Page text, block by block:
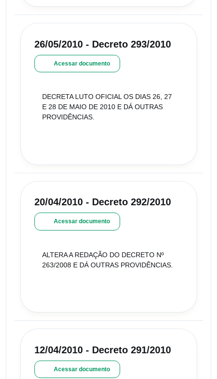
26/05/2010 - Decreto 293/2010
Acessar documento
DECRETA LUTO OFICIAL OS DIAS 26, 27
E 28 DE MAIO DE 2010 E DÁ OUTRAS
PROVIDÊNCIAS.
20/04/2010 - Decreto 292/2010
Acessar documento
ALTERA A REDAÇÃO DO DECRETO Nº
263/2008 E DÁ OUTRAS PROVIDÊNCIAS.
12/04/2010 - Decreto 291/2010
Acessar documento